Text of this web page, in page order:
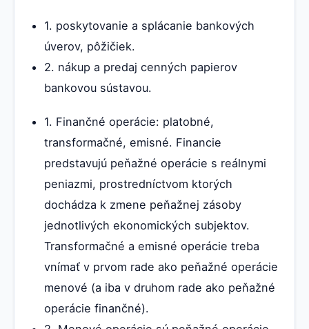
1. poskytovanie a splácanie bankových
úverov, pôžičiek.
2. nákup a predaj cenných papierov
bankovou sústavou.
1. Finančné operácie: platobné,
transformačné, emisné. Financie
predstavujú peňažné operácie s reálnymi
peniazmi, prostredníctvom ktorých
dochádza k zmene peňažnej zásoby
jednotlivých ekonomických subjektov.
Transformačné a emisné operácie treba
vnímať v prvom rade ako peňažné operácie
menové (a iba v druhom rade ako peňažné
operácie finančné).